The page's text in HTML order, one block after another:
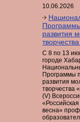
10.06.2026
развития
С 8 по 13
городе
Программы
развития
творчества
(V)
весна»